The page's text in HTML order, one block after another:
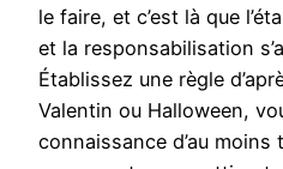
le faire, et c’est là que
et la responsabilisation
Établissez une règle
Valentin ou Halloween,
connaissance d’au